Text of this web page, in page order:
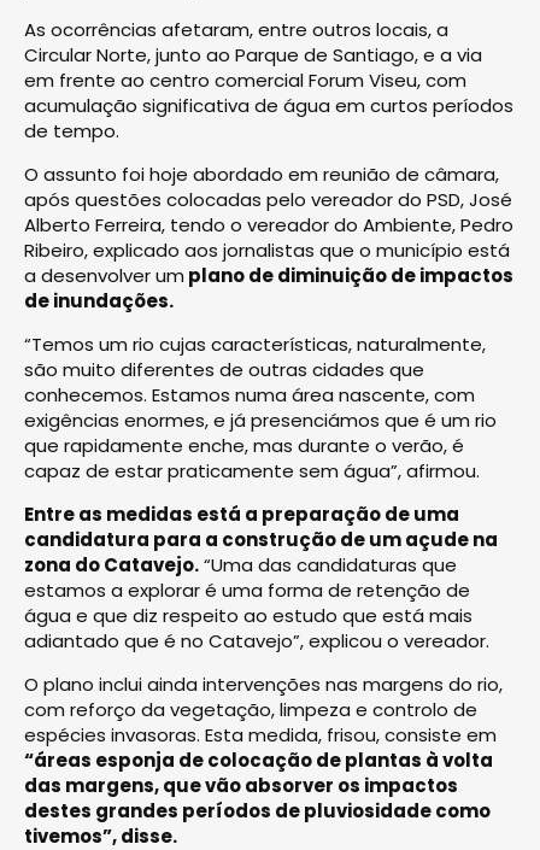
As ocorrências afetaram, entre outros locais, a
Circular Norte, junto ao Parque de Santiago, e a via
em frente ao centro comercial Forum Viseu, com
acumulação significativa de água em curtos períodos
de tempo.
O assunto foi hoje abordado em reunião de câmara,
após questões colocadas pelo vereador do PSD, José
Alberto Ferreira, tendo o vereador do Ambiente, Pedro
Ribeiro, explicado aos jornalistas que o município está
a desenvolver um plano de diminuição de impactos
de inundações.
“Temos um rio cujas características, naturalmente,
são muito diferentes de outras cidades que
conhecemos. Estamos numa área nascente, com
exigências enormes, e já presenciámos que é um rio
que rapidamente enche, mas durante o verão, é
capaz de estar praticamente sem água”, afirmou.
Entre as medidas está a preparação de uma
candidatura para a construção de um açude na
zona do Catavejo.“Uma das candidaturas que
estamos a explorar é uma forma de retenção de
água e que diz respeito ao estudo que está mais
adiantado que é no Catavejo”, explicou o vereador.
O plano inclui ainda intervenções nas margens do rio,
com reforço da vegetação, limpeza e controlo de
espécies invasoras. Esta medida, frisou, consiste em
“áreas esponja de colocação de plantas à volta
das margens, que vão absorver os impactos
destes grandes períodos de pluviosidade como
tivemos”, disse.